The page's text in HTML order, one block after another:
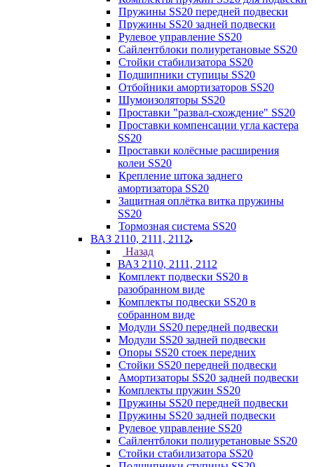
Пружины SS20 передней подвески
Пружины SS20 задней подвески
Рулевое управление SS20
Сайлентблоки полиуретановые SS20
Стойки стабилизатора SS20
Подшипники ступицы SS20
Отбойники амортизаторов SS20
Шумоизоляторы SS20
Проставки "развал-схождение" SS20
Проставки компенсации угла кастера
SS20
Проставки колёсные расширения
колеи SS20
Крепление штока заднего
амортизатора SS20
Защитная оплётка витка пружины
SS20
Тормозная система SS20
ВАЗ 2110, 2111, 2112
Назад
ВАЗ 2110, 2111, 2112
Комплект подвески SS20 в
разобранном виде
Комплекты подвески SS20 в
собранном виде
Модули SS20 передней подвески
Модули SS20 задней подвески
Опоры SS20 стоек передних
Стойки SS20 передней подвески
Амортизаторы SS20 задней подвески
Комплекты пружин SS20
Пружины SS20 передней подвески
Пружины SS20 задней подвески
Рулевое управление SS20
Сайлентблоки полиуретановые SS20
Стойки стабилизатора SS20